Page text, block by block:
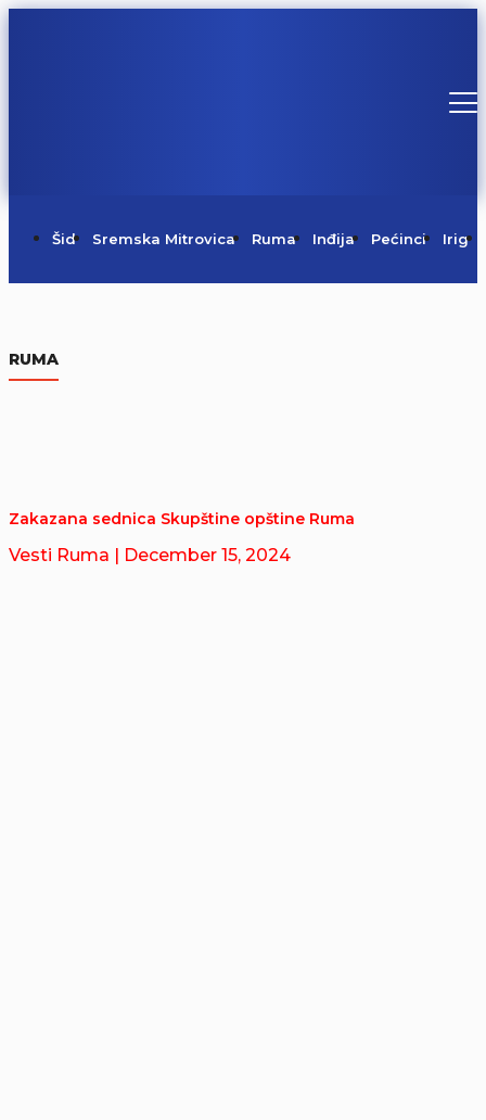
Šid Sremska Mitrovica Ruma Inđija Pećinci Irig
RUMA
Zakazana sednica Skupštine opštine Ruma
Vesti Ruma | December 15, 2024